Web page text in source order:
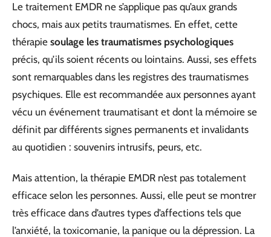
Le traitement EMDR ne s’applique pas qu’aux grands
chocs, mais aux petits traumatismes. En effet, cette
thérapie soulage les traumatismes psychologiques
précis, qu’ils soient récents ou lointains. Aussi, ses effets
sont remarquables dans les registres des traumatismes
psychiques. Elle est recommandée aux personnes ayant
vécu un événement traumatisant et dont la mémoire se
définit par différents signes permanents et invalidants
au quotidien : souvenirs intrusifs, peurs, etc.
Mais attention, la thérapie EMDR n’est pas totalement
efficace selon les personnes. Aussi, elle peut se montrer
très efficace dans d’autres types d’affections tels que
l’anxiété, la toxicomanie, la panique ou la dépression. La